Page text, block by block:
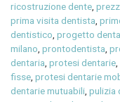
ricostruzione dente ,
prima visita dentista ,
dentistico ,progetto
milano ,prontodentista ,
dentaria ,protesi dentarie
fisse ,protesi dentarie
dentarie mutuabili ,pulizia